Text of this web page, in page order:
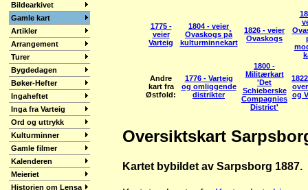
Bildearkivet
Gamle kart
Artikler
Arrangement
Turer
Bygdedagen
Bøker-Hefter
Ingaheftet
Inga fra Varteig
Ord og uttrykk
Kulturminner
Gamle filmer
Kalenderen
Meieriet
Historien om Lensa
1775 -
veier
Varteig
1804 - veier
Ovaskogs på
kulturminnekart
1826 - veier
Ovaskogs
Andre
kart fra
Østfold:
1776 - Varteig
og omliggende
distrikter
1800 -
Militærkart
'Det
Schieberske
Compagnies
District'
og
Oversiktskart
Kartet bybildet av Sarpsborg 1887.